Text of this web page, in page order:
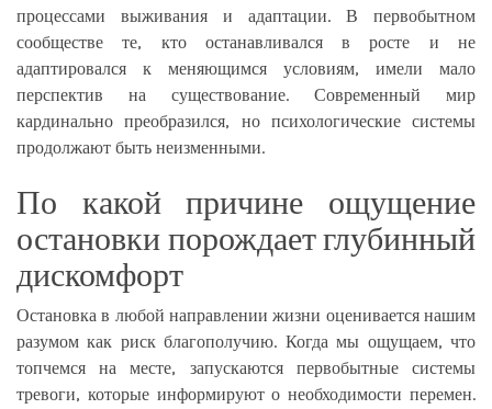
процессами выживания и адаптации. В первобытном
сообществе те, кто останавливался в росте и не
адаптировался к меняющимся условиям, имели мало
перспектив на существование. Современный мир
кардинально преобразился, но психологические системы
продолжают быть неизменными.
По какой причине ощущение
остановки порождает глубинный
дискомфорт
Остановка в любой направлении жизни оценивается нашим
разумом как риск благополучию. Когда мы ощущаем, что
топчемся на месте, запускаются первобытные системы
тревоги, которые информируют о необходимости перемен.